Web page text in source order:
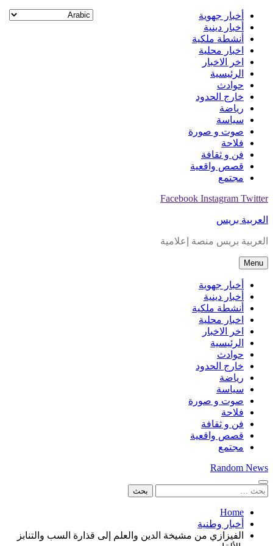
Skip
content
أخبار جهوية
أخبار دينية
أنشطة ملكية
اخبار محلية
اخر الاخبار
الرئيسية
حوادث
خارج الحدود
رياضة
سياسة
صوت و صورة
فلاحة
فن و ثقافة
قصص واقعية
مجتمع
Facebook Instagram Twitter
العربية بريس
العربية بريس منصة إعلامية
Menu
أخبار جهوية
أخبار دينية
أنشطة ملكية
اخبار محلية
اخر الاخبار
الرئيسية
حوادث
خارج الحدود
رياضة
سياسة
صوت و صورة
فلاحة
فن و ثقافة
قصص واقعية
مجتمع
Random News
البحث
Home
أخبار وطنية
الفيزازي من مشيخة الدين والعلم إلى قذارة السب والتنابز